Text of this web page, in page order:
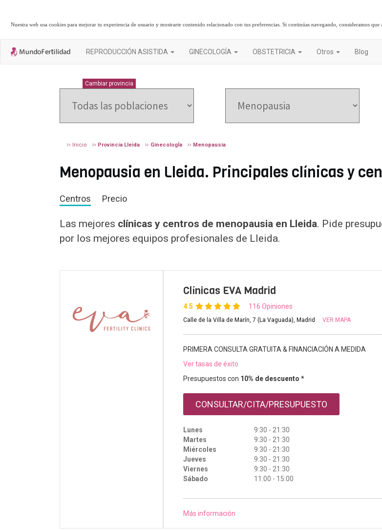
Nuestra web usa cookies para mejorar tu experiencia de usuario y mostrarte contenido relacionado con tus preferencias. Si continúas navegando, consideramos que
REPRODUCCIÓN ASISTIDA GINECOLOGÍA OBSTETRICIA Otros Blog
Cambiar provincia
Inicio Provincia Lleida GinecologÍa Menopausia
Menopausia en Lleida. Principales clínicas y
Centros Precio
Las mejores clínicas y centros de menopausia en Lleida. Pide
por los mejores equipos profesionales de Lleida.
Clínicas EVA Madrid
4.5 116 Opiniones
Calle de la Villa de Marín, 7 (La Vaguada), Madrid VER MAPA
PRIMERA CONSULTA GRATUITA & FINANCIACIÓN A MEDIDA
Ver tasas de éxito
Presupuestos con 10% de descuento *
CONSULTAR/CITA/PRESUPUESTO
Lunes
9:30 - 21:30
Martes
9:30 - 21:30
Miércoles
9:30 - 21:30
Jueves
9:30 - 21:30
Viernes
9:30 - 21:30
Sábado
11:00 - 15:00
Más información